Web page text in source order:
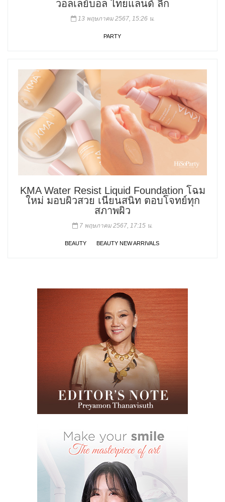
วอลเลย์บอล ไทยแลนด์ ลีก
13 พฤษภาคม 2567, 15:26 น.
PARTY
KMA Water Resist Liquid Foundation โฉม
ใหม่ มอบผิวสวย เนียนสนิท ตอบโจทย์ทุก
สภาพผิว
7 พฤษภาคม 2567, 17:15 น.
BEAUTY BEAUTY NEW ARRIVALS